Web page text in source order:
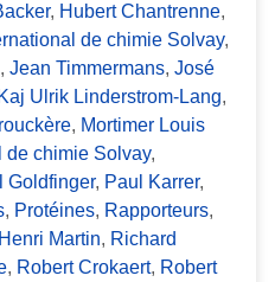
, Hubert Chantrenne,
de chimie Solvay,
, Jean Timmermans, José
Kaj Ulrik Linderstrom-Lang,
, Mortimer Louis
de chimie Solvay,
Goldfinger, Paul Karrer,
, Protéines, Rapporteurs,
Martin, Richard
, Robert Crokaert, Robert